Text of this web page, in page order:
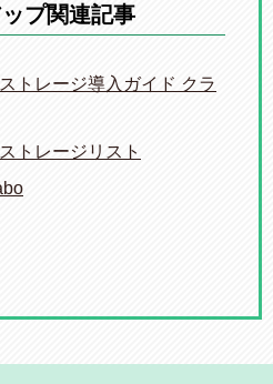
プ関連記事
トレージ導入ガイド クラ
トレージリスト